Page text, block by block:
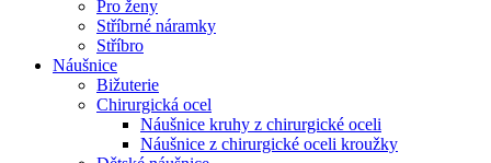
Pro ženy
Stříbrné náramky
Stříbro
Náušnice
Bižuterie
Chirurgická ocel
Náušnice kruhy z chirurgické oceli
Náušnice z chirurgické oceli kroužky